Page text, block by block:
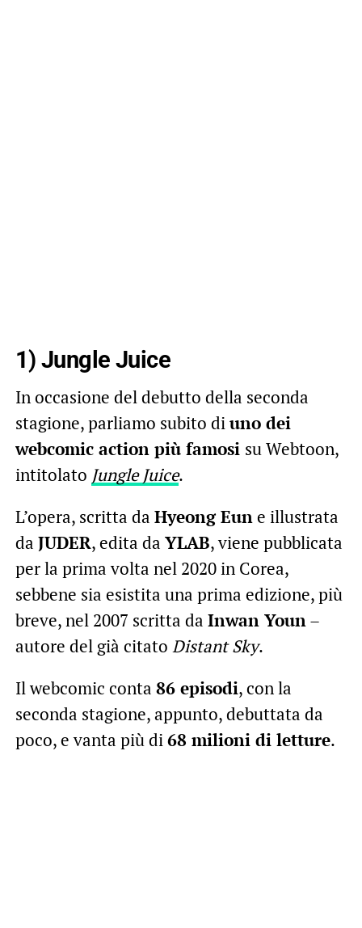
1) Jungle Juice
In occasione del debutto della seconda
stagione, parliamo subito diuno dei
webcomic action più famosi su Webtoon,
intitolato Jungle Juice.
L’opera, scritta da Hyeong Eune illustrata
da JUDER, edita da YLAB, viene pubblicata
per la prima volta nel 2020 in Corea,
sebbene sia esistita una prima edizione, più
breve, nel 2007 scritta da Inwan Youn–
autore del già citato Distant Sky.
Il webcomic conta 86 episodi, con la
seconda stagione, appunto, debuttata da
poco, e vanta più di68 milioni di letture.